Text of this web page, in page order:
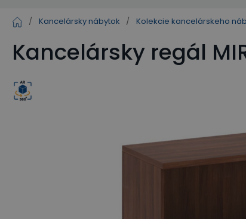
/ Kancelársky nábytok / Kolekcie kancelárskeho
Kancelársky regál